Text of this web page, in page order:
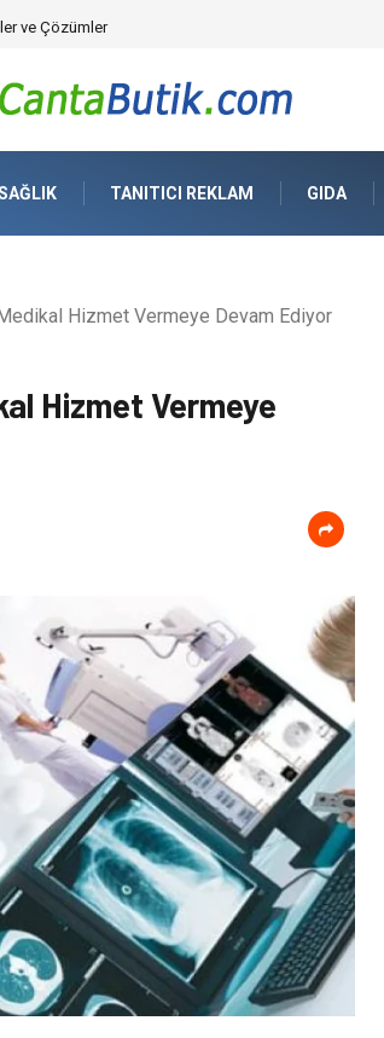
Dijital Altyapıda Görünmeyen Tehlikeler
TANITICI REKLAM GIDA
Hizmet Vermeye Devam Ediyor
Hizmet Vermeye